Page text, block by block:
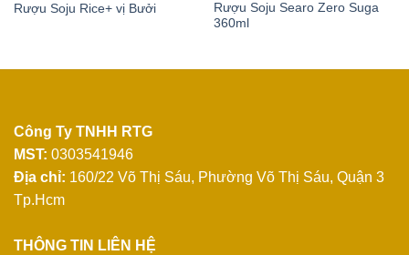
Rượu Soju Rice+ vị Bưởi
Rượu Soju Searo Zero Suga
360ml
Công Ty TNHH RTG
MST: 0303541946
Địa chỉ: 160/22 Võ Thị Sáu, Phường Võ Thị Sáu, Quận 3
Tp.Hcm
THÔNG TIN LIÊN HỆ